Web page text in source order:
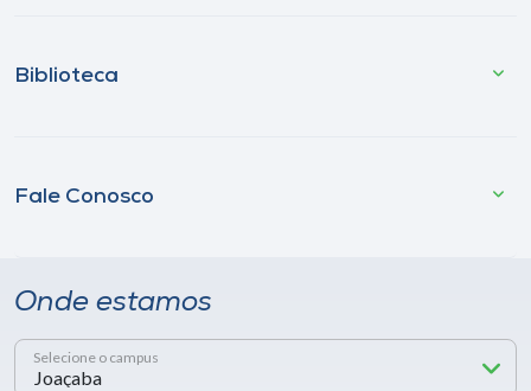
Biblioteca
Fale Conosco
Onde estamos
Selecione o campus